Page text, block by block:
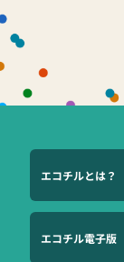
エコチルとは？
エコチル電子版